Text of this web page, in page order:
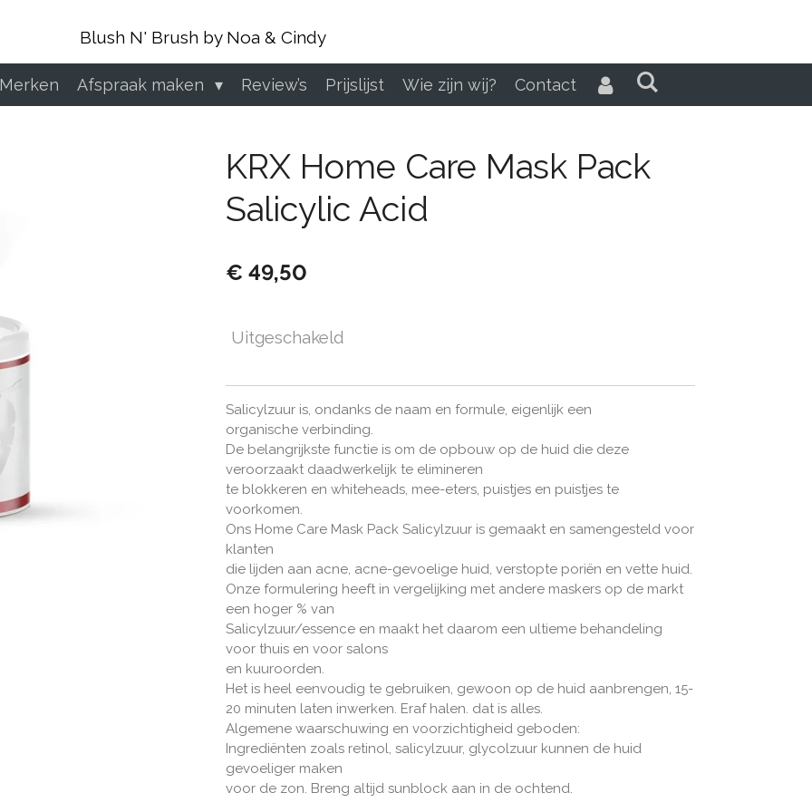
Blush N' Brush by Noa & Cindy
Afspraak maken Review’s Prijslijst Wie zijn wij? Contact
KRX Home Care Mask Pack
Salicylic Acid
€ 49,50
Uitgeschakeld
Salicylzuur is, ondanks de naam en formule, eigenlijk een
organische verbinding.
De belangrijkste functie is om de opbouw op de huid die deze
veroorzaakt daadwerkelijk te elimineren
te blokkeren en whiteheads, mee-eters, puistjes en puistjes te
voorkomen.
Ons Home Care Mask Pack Salicylzuur is gemaakt en samengesteld voor
klanten
die lijden aan acne, acne-gevoelige huid, verstopte poriën en vette huid.
Onze formulering heeft in vergelijking met andere maskers op de markt
een hoger % van
Salicylzuur/essence en maakt het daarom een ​​ultieme behandeling
voor thuis en voor salons
en kuuroorden.
Het is heel eenvoudig te gebruiken, gewoon op de huid aanbrengen, 15-
20 minuten laten inwerken. Eraf halen. dat is alles.
Algemene waarschuwing en voorzichtigheid geboden:
Ingrediënten zoals retinol, salicylzuur, glycolzuur kunnen de huid
gevoeliger maken
voor de zon. Breng altijd sunblock aan in de ochtend.